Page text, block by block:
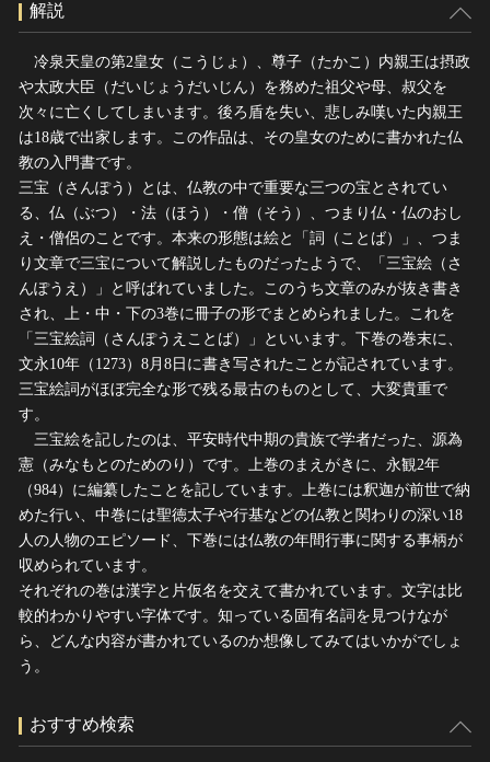
解説
冷泉天皇の第2皇女（こうじょ）、尊子（たかこ）内親王は摂政
や太政大臣（だいじょうだいじん）を務めた祖父や母、叔父を
次々に亡くしてしまいます。後ろ盾を失い、悲しみ嘆いた内親王
は18歳で出家します。この作品は、その皇女のために書かれた仏
教の入門書です。
三宝（さんぽう）とは、仏教の中で重要な三つの宝とされてい
る、仏（ぶつ）・法（ほう）・僧（そう）、つまり仏・仏のおし
え・僧侶のことです。本来の形態は絵と「詞（ことば）」、つま
り文章で三宝について解説したものだったようで、「三宝絵（さ
んぽうえ）」と呼ばれていました。このうち文章のみが抜き書き
され、上・中・下の3巻に冊子の形でまとめられました。これを
「三宝絵詞（さんぽうえことば）」といいます。下巻の巻末に、
文永10年（1273）8月8日に書き写されたことが記されています。
三宝絵詞がほぼ完全な形で残る最古のものとして、大変貴重で
す。
三宝絵を記したのは、平安時代中期の貴族で学者だった、源為
憲（みなもとのためのり）です。上巻のまえがきに、永観2年
（984）に編纂したことを記しています。上巻には釈迦が前世で納
めた行い、中巻には聖徳太子や行基などの仏教と関わりの深い18
人の人物のエピソード、下巻には仏教の年間行事に関する事柄が
収められています。
それぞれの巻は漢字と片仮名を交えて書かれています。文字は比
較的わかりやすい字体です。知っている固有名詞を見つけなが
ら、どんな内容が書かれているのか想像してみてはいかがでしょ
う。
おすすめ検索